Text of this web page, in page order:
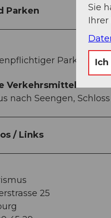
Parken
Parkplatz
Verkehrsmittel
nach Seengen,
/ Links
25
Sie
Ihrer